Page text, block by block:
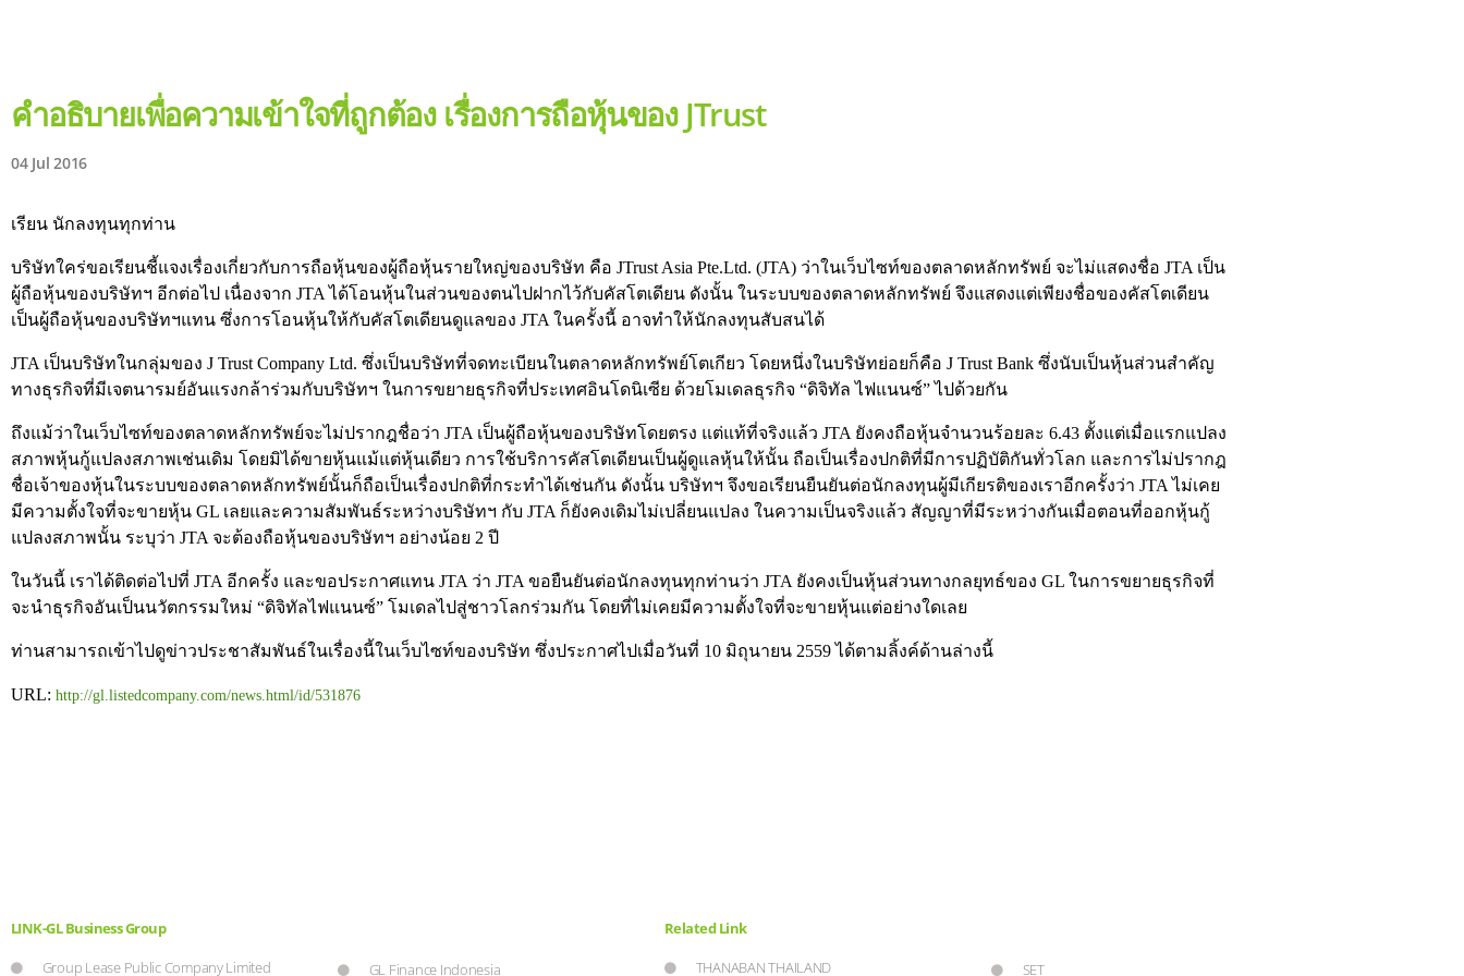
คำอธิบายเพื่อความเข้าใจที่ถูกต้อง เรื่องการถือหุ้นของ JTrust
04 Jul 2016
เรียน นักลงทุนทุกท่าน
บริษัทใคร่ขอเรียนชี้แจงเรื่องเกี่ยวกับการถือหุ้นของผู้ถือหุ้นรายใหญ่ของบริษัท คือ JTrust Asia Pte.Ltd. (JTA) ว่าในเว็บไซท์ของตลาดหลักทรัพย์ จะไม่แสดงชื่อ JTA เป็น
ผู้ถือหุ้นของบริษัทฯ อีกต่อไป เนื่องจาก JTA ได้โอนหุ้นในส่วนของตนไปฝากไว้กับคัสโตเดียน ดังนั้น ในระบบของตลาดหลักทรัพย์ จึงแสดงแต่เพียงชื่อของคัสโตเดียน
เป็นผู้ถือหุ้นของบริษัทฯแทน ซึ่งการโอนหุ้นให้กับคัสโตเดียนดูแลของ JTA ในครั้งนี้ อาจทำให้นักลงทุนสับสนได้
JTA เป็นบริษัทในกลุ่มของ J Trust Company Ltd. ซึ่งเป็นบริษัทที่จดทะเบียนในตลาดหลักทรัพย์โตเกียว โดยหนึ่งในบริษัทย่อยก็คือ J Trust Bank ซึ่งนับเป็นหุ้นส่วนสำคัญ
ทางธุรกิจที่มีเจตนารมย์อันแรงกล้าร่วมกับบริษัทฯ ในการขยายธุรกิจที่ประเทศอินโดนิเซีย ด้วยโมเดลธุรกิจ “ดิจิทัล ไฟแนนซ์” ไปด้วยกัน
ถึงแม้ว่าในเว็บไซท์ของตลาดหลักทรัพย์จะไม่ปรากฎชื่อว่า JTA เป็นผู้ถือหุ้นของบริษัทโดยตรง แต่แท้ที่จริงแล้ว JTA ยังคงถือหุ้นจำนวนร้อยละ 6.43 ตั้งแต่เมื่อแรกแปลง
สภาพหุ้นกู้แปลงสภาพเช่นเดิม โดยมิได้ขายหุ้นแม้แต่หุ้นเดียว การใช้บริการคัสโตเดียนเป็นผู้ดูแลหุ้นให้นั้น ถือเป็นเรื่องปกติที่มีการปฏิบัติกันทั่วโลก และการไม่ปรากฎ
ชื่อเจ้าของหุ้นในระบบของตลาดหลักทรัพย์นั้นก็ถือเป็นเรื่องปกติที่กระทำได้เช่นกัน ดังนั้น บริษัทฯ จึงขอเรียนยืนยันต่อนักลงทุนผู้มีเกียรติของเราอีกครั้งว่า JTA ไม่เคย
มีความตั้งใจที่จะขายหุ้น GL เลยและความสัมพันธ์ระหว่างบริษัทฯ กับ JTA ก็ยังคงเดิมไม่เปลี่ยนแปลง ในความเป็นจริงแล้ว สัญญาที่มีระหว่างกันเมื่อตอนที่ออกหุ้นกู้
แปลงสภาพนั้น ระบุว่า JTA จะต้องถือหุ้นของบริษัทฯ อย่างน้อย 2 ปี
ในวันนี้ เราได้ติดต่อไปที่ JTA อีกครั้ง และขอประกาศแทน JTA ว่า JTA ขอยืนยันต่อนักลงทุนทุกท่านว่า JTA ยังคงเป็นหุ้นส่วนทางกลยุทธ์ของ GL ในการขยายธุรกิจที่
จะนำธุรกิจอันเป็นนวัตกรรมใหม่ “ดิจิทัลไฟแนนซ์” โมเดลไปสู่ชาวโลกร่วมกัน โดยที่ไม่เคยมีความตั้งใจที่จะขายหุ้นแต่อย่างใดเลย
ท่านสามารถเข้าไปดูข่าวประชาสัมพันธ์ในเรื่องนี้ในเว็บไซท์ของบริษัท ซึ่งประกาศไปเมื่อวันที่ 10 มิถุนายน 2559 ได้ตามลิ้งค์ด้านล่างนี้
URL: http://gl.listedcompany.com/news.html/id/531876
LINK-GL Business Group
Group Lease Public Company Limited
GL Finance Indonesia
Related Link
THANABAN THAILAND
SET